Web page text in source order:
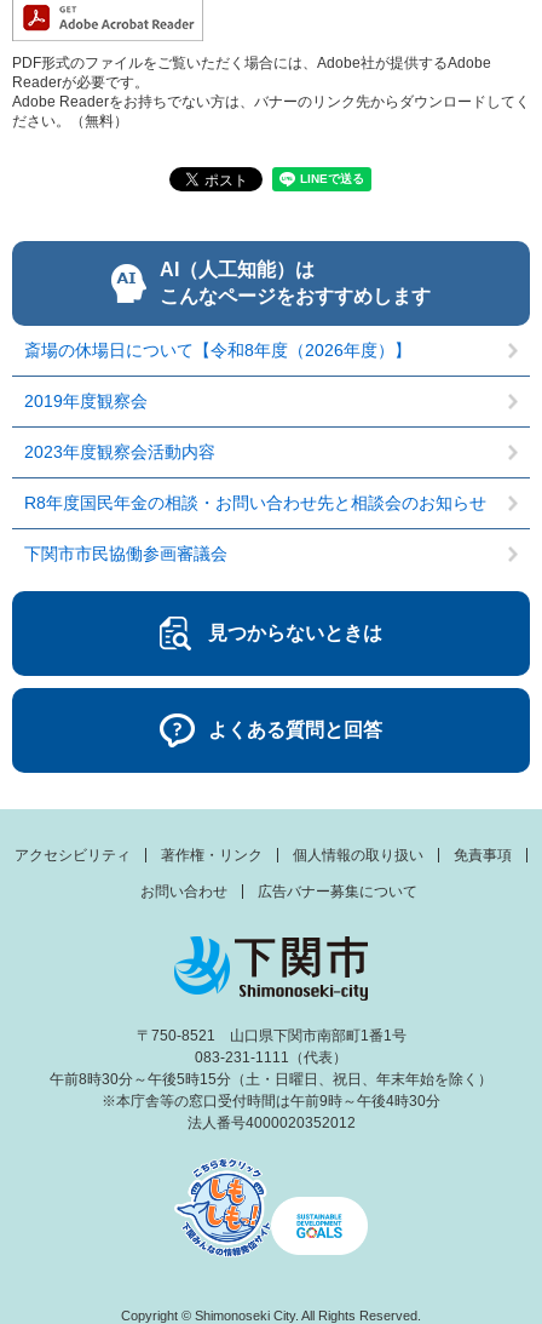
PDF形式のファイルをご覧いただく場合には、Adobe社が提供するAdobe
Readerが必要です。
Adobe Readerをお持ちでない方は、バナーのリンク先からダウンロードしてく
ださい。（無料）
AI（人工知能）は
こんなページをおすすめします
斎場の休場日について【令和8年度（2026年度）】
2019年度観察会
2023年度観察会活動内容
R8年度国民年金の相談・お問い合わせ先と相談会のお知らせ
下関市市民協働参画審議会
見つからないときは
よくある質問と回答
アクセシビリティ 著作権・リンク 個人情報の取り扱い 免責事項
お問い合わせ 広告バナー募集について
〒750-8521 山口県下関市南部町1番1号
083-231-1111（代表）
午前8時30分～午後5時15分（土・日曜日、祝日、年末年始を除く）
※本庁舎等の窓口受付時間は午前9時～午後4時30分
法人番号4000020352012
Copyright © Shimonoseki City. All Rights Reserved.